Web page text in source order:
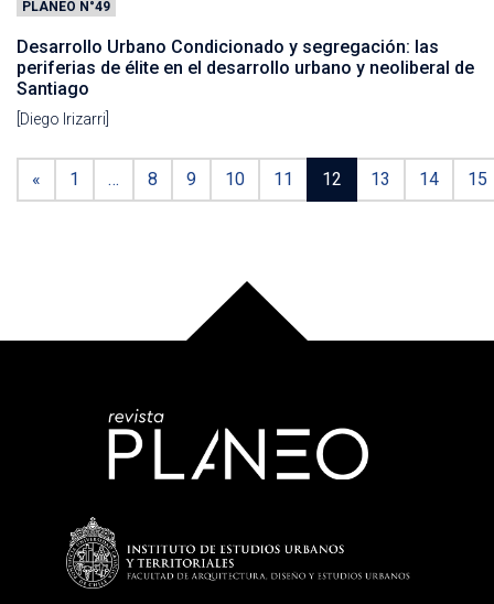
PLANEO N°49
Desarrollo Urbano Condicionado y segregación: las
periferias de élite en el desarrollo urbano y neoliberal de
Santiago
[Diego Irizarri]
« 1 … 8 9 10 11 12 13 14 15